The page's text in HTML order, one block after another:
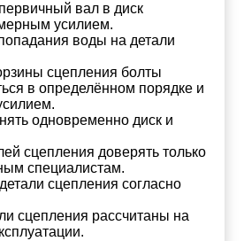
вал в диск
усилием.
воды на детали
сцепления болты
в определённом порядке и
одновременно диск и
сцепления доверять только
специалистам.
сцепления согласно
сцепления рассчитаны на